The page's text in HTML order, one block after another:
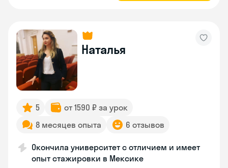
Наталья
5
от 1590 ₽ за урок
8 месяцев опыта
6 отзывов
Окончила университет с отличием и имеет
опыт стажировки в Мексике